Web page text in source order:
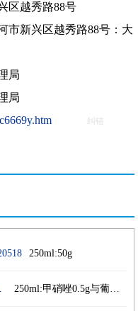
区越秀路88号
市新兴区越秀路88号：大
局
局
纠错
250ml:50g
250ml:甲硝唑0.5g与葡萄糖12.5g